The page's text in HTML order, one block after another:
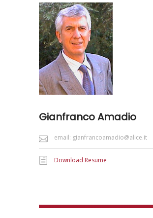
Gianfranco Amadio
email: gianfrancoamadio@alice.it
Download Resume